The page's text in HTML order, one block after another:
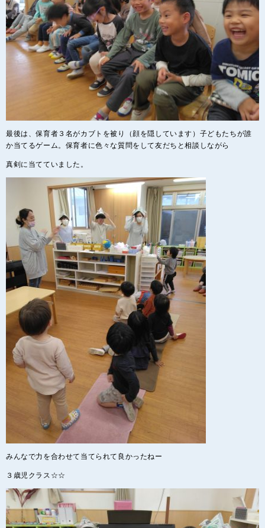
最後は、保育者３名がカブトを被り（顔を隠しています）子どもたちが誰
か当てるゲーム。保育者に色々な質問をして友だちと相談しながら
真剣に当てていました。
みんなで力を合わせて当てられて良かったねー
３歳児クラス☆☆